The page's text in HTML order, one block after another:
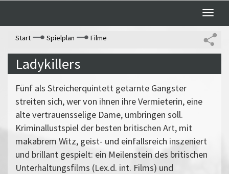
Toggle
Start
Spielplan Filme
Ladykillers
Fünf als Streicherquintett getarnte Gangster
streiten sich, wer von ihnen ihre Vermieterin, eine
alte vertrauensselige Dame, umbringen soll.
Kriminallustspiel der besten britischen Art, mit
makabrem Witz, geist- und einfallsreich inszeniert
und brillant gespielt: ein Meilenstein des britischen
Unterhaltungsfilms (Lex.d. int. Films) und